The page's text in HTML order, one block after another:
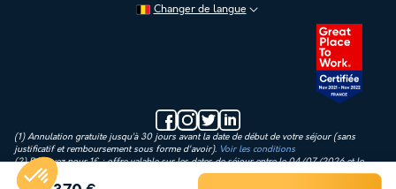
Changer de langue
(1) Annulation gratuite jusqu’à 30 jours avant la date de début de votre séjour (sans
justificatif et remboursement sous forme d'avoir). Voir les conditions
(2) Réservez pour 1€ : offre valable sur les dates de séjour entre le 04/07/2026 et le
23/08/2026 inclus, en payant aujourd’hui uniquement un acompte de 1€ sur le montant
de l’hébergement (hors frais de dossier, d’assurance et de traitement) puis règlement en 3